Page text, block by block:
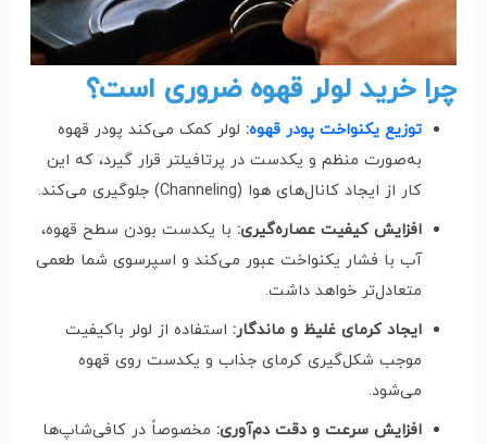
چرا خرید لولر قهوه ضروری است؟
توزیع یکنواخت پودر قهوه: لولر کمک می‌کند پودر قهوه
به‌صورت منظم و یکدست در پرتافیلتر قرار گیرد، که این
کار از ایجاد کانال‌های هوا (Channeling) جلوگیری می‌کند.
افزایش کیفیت عصاره‌گیری: با یکدست بودن سطح قهوه،
آب با فشار یکنواخت عبور می‌کند و اسپرسوی شما طعمی
متعادل‌تر خواهد داشت.
ایجاد کرمای غلیظ و ماندگار: استفاده از لولر باکیفیت
موجب شکل‌گیری کرمای جذاب و یکدست روی قهوه
می‌شود.
افزایش سرعت و دقت دم‌آوری: مخصوصاً در کافی‌شاپ‌ها